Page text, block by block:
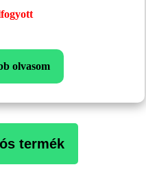
was:
olvasom
termék